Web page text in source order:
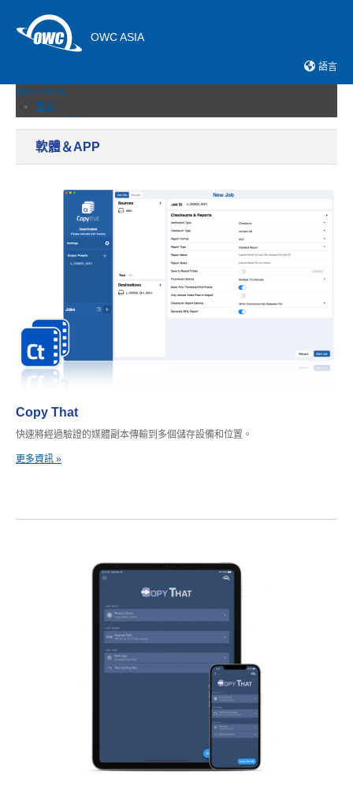
OWC ASIA
語言
Open menu
產品
網路儲存伺服器
記憶卡與讀卡機
擴展機箱
傳輸線與轉接器
記憶體
升級 & 工具
軟體＆APP
軟體＆APP
Copy That
快速將經過驗證的媒體副本傳輸到多個儲存設備和位置。
更多資訊 »